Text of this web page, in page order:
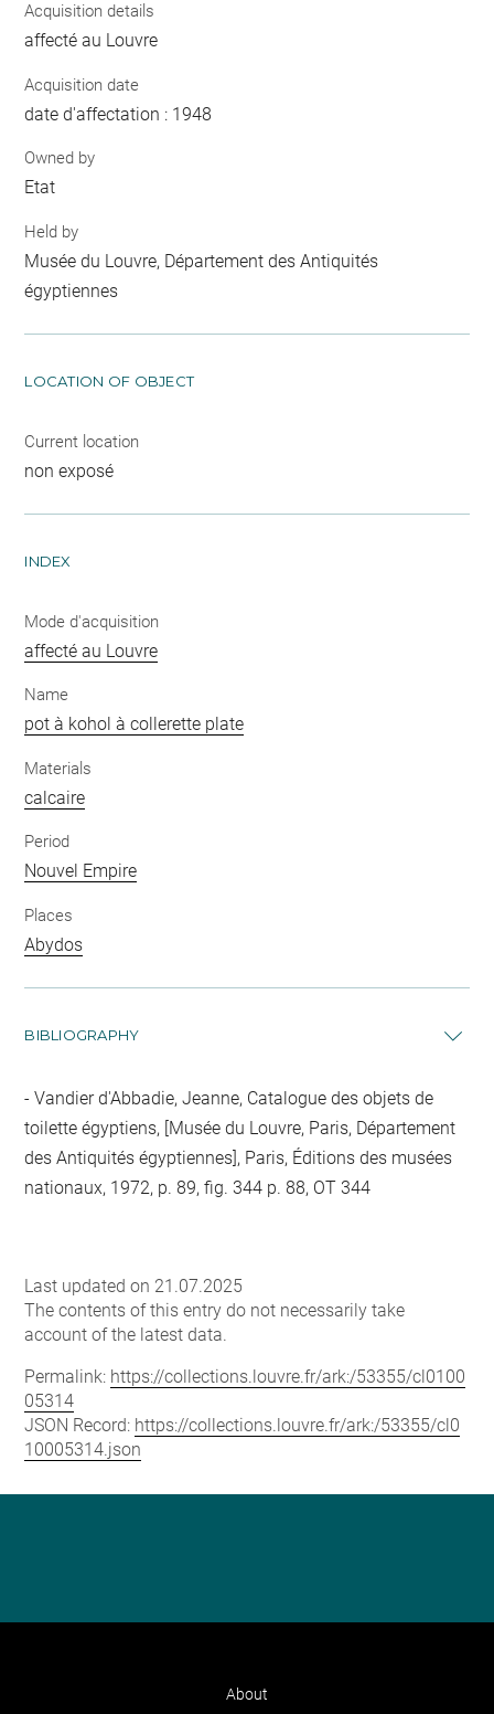
Acquisition details
affecté au Louvre
Acquisition date
date d'affectation : 1948
Owned by
Etat
Held by
Musée du Louvre, Département des Antiquités
égyptiennes
LOCATION OF OBJECT
Current location
non exposé
INDEX
Mode d'acquisition
affecté au Louvre
Name
pot à kohol à collerette plate
Materials
calcaire
Period
Nouvel Empire
Places
Abydos
BIBLIOGRAPHY
Vandier d'Abbadie, Jeanne, Catalogue des objets de
toilette égyptiens, [Musée du Louvre, Paris, Département
des Antiquités égyptiennes], Paris, Éditions des musées
nationaux, 1972, p. 89, fig. 344 p. 88, OT 344
Last updated on 21.07.2025
The contents of this entry do not necessarily take
account of the latest data.
Permalink: https://collections.louvre.fr/ark:/53355/cl0100
05314
JSON Record: https://collections.louvre.fr/ark:/53355/cl0
10005314.json
About